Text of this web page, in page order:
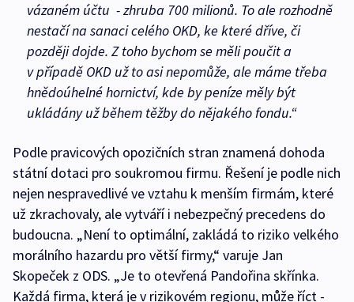
vázaném účtu - zhruba 700 milionů. To ale rozhodně
nestačí na sanaci celého OKD, ke které dříve, či
později dojde. Z toho bychom se měli poučit a
v případě OKD už to asi nepomůže, ale máme třeba
hnědoúhelné hornictví, kde by peníze měly být
ukládány už během těžby do nějakého fondu.“
Podle pravicových opozičních stran znamená dohoda
státní dotaci pro soukromou firmu. Řešení je podle nich
nejen nespravedlivé ve vztahu k menším firmám, které
už zkrachovaly, ale vytváří i nebezpečný precedens do
budoucna. „Není to optimální, zakládá to riziko velkého
morálního hazardu pro větší firmy,“ varuje Jan
Skopeček z ODS. „Je to otevřená Pandořina skřínka.
Každá firma, která je v rizikovém regionu, může říct -